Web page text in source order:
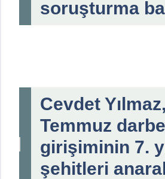
soruşturma
Cevdet
Temmuz darbe
girişiminin 7.
şehitleri